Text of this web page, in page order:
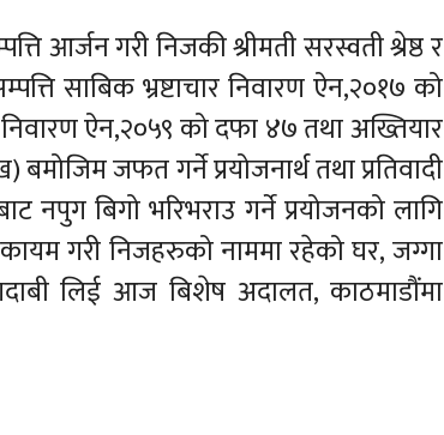
आर्जन गरी निजकी श्रीमती सरस्वती श्रेष्ठ र
साबिक भ्रष्टाचार निवारण ऐन,२०१७ को
ऐन,२०५९ को दफा ४७ तथा अख्तियार
जफत गर्ने प्रयोजनार्थ तथा प्रतिवादी
नपुग बिगो भरिभराउ गर्ने प्रयोजनको लागि
कायम गरी निजहरुको नाममा रहेको घर, जग्गा
लिई आज बिशेष अदालत, काठमाडौंमा